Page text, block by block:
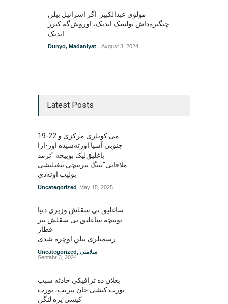
مولوی عبدالکبیر. اگر اسرائیل بیلن
چیگیره‌داش بولسک ایدیک‌‌، اوروش‌گه کیرر
ایدیک
Dunyo, Madaniyat Avgust 3, 2024
Latest Posts
19-22 می کونلری مرکزی و
جنوبی آسیا اورته‌سیده اوز-ارا
باغلیق‌لیک بوییچه "ترمذ
ملاقاتی"نینگ بیرینچی ییغیلیشی
بولیب اوته‌دی
Uncategorized May 15, 2025
ساغلیق نی سقلش وزیری دنیا
بوییچه ساغلیق نی سقلش بیر
قطار
رسمیلری بیلن اوچره شدی
Uncategorized, سلامتی
Sentabr 3, 2024
بغلان ده ترافیکی حادثه سبب
تورت کیشی جان بیریب، تورت
کیشی یره لنگن